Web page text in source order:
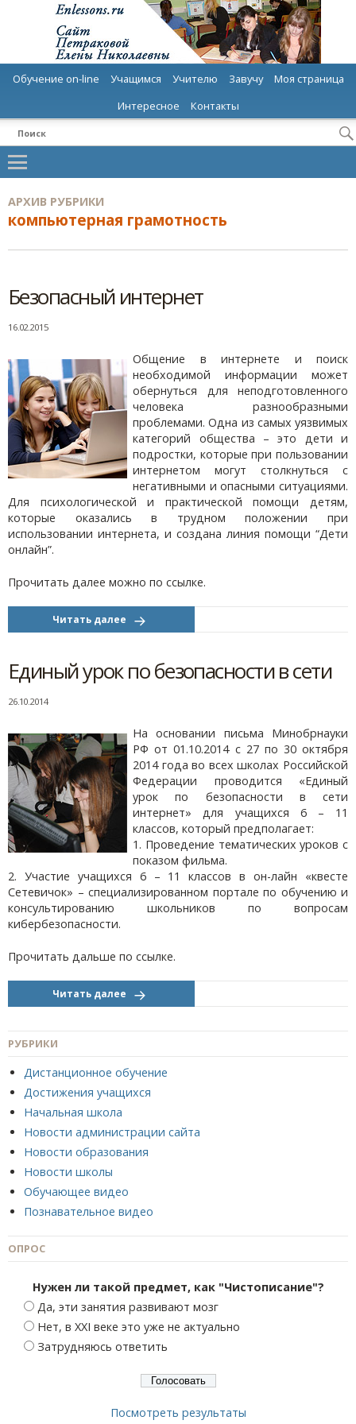
Обучение on-line Учащимся Учителю Завучу
Моя страница
Интересное
Контакты
АРХИВ РУБРИКИ
компьютерная грамотность
Безопасный интернет
16.02.2015
Общение в интернете и поиск
необходимой информации может
обернуться для неподготовленного
человека разнообразными
проблемами. Одна из самых уязвимых
категорий общества – это дети и
подростки, которые при пользовании
интернетом могут столкнуться с
негативными и опасными ситуациями.
Для психологической и практической помощи детям,
которые оказались в трудном положении при
использовании интернета, и создана линия помощи “Дети
онлайн”.
Прочитать далее можно по ссылке.
Читать далее
Единый урок по безопасности в сети
26.10.2014
На основании письма Минобрнауки
РФ от 01.10.2014 с 27 по 30 октября
2014 года во всех школах Российской
Федерации проводится «Единый
урок по безопасности в сети
интернет» для учащихся 6 – 11
классов, который предполагает:
1. Проведение тематических уроков с
показом фильма.
2. Участие учащихся 6 – 11 классов в он-лайн «квесте
Сетевичок» – специализированном портале по обучению и
консультированию школьников по вопросам
кибербезопасности.
Прочитать дальше по ссылке.
Читать далее
РУБРИКИ
Дистанционное обучение
Достижения учащихся
Начальная школа
Новости администрации сайта
Новости образования
Новости школы
Обучающее видео
Познавательное видео
ОПРОС
Нужен ли такой предмет, как "Чистописание"?
Да, эти занятия развивают мозг
Нет, в XXI веке это уже не актуально
Затрудняюсь ответить
Посмотреть результаты